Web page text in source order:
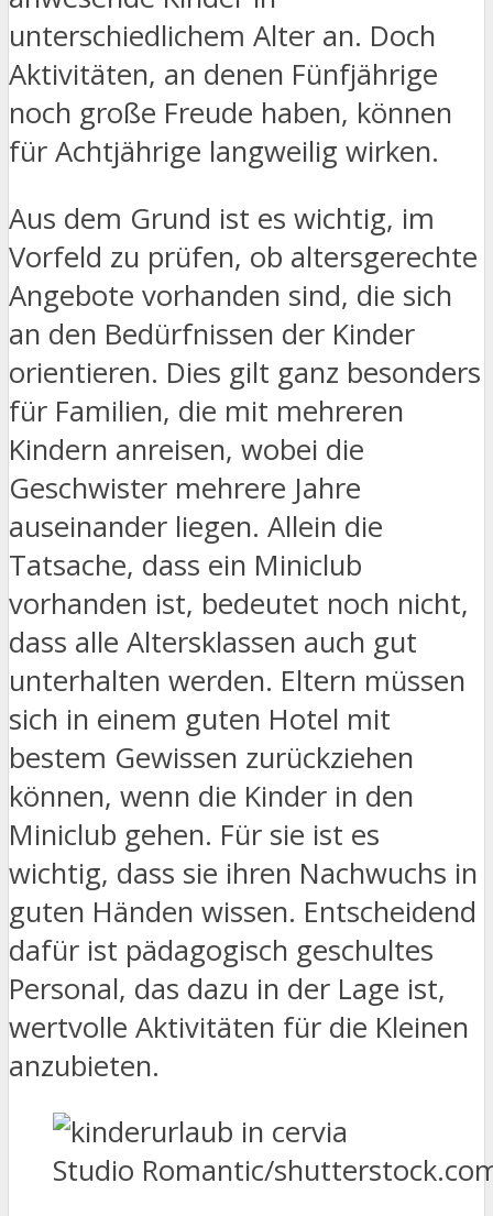
unterschiedlichem Alter an. Doch
Aktivitäten, an denen Fünfjährige
noch große Freude haben, können
für Achtjährige langweilig wirken.
Aus dem Grund ist es wichtig, im
Vorfeld zu prüfen, ob altersgerechte
Angebote vorhanden sind, die sich
an den Bedürfnissen der Kinder
orientieren. Dies gilt ganz besonders
für Familien, die mit mehreren
Kindern anreisen, wobei die
Geschwister mehrere Jahre
auseinander liegen. Allein die
Tatsache, dass ein Miniclub
vorhanden ist, bedeutet noch nicht,
dass alle Altersklassen auch gut
unterhalten werden. Eltern müssen
sich in einem guten Hotel mit
bestem Gewissen zurückziehen
können, wenn die Kinder in den
Miniclub gehen. Für sie ist es
wichtig, dass sie ihren Nachwuchs in
guten Händen wissen. Entscheidend
dafür ist pädagogisch geschultes
Personal, das dazu in der Lage ist,
wertvolle Aktivitäten für die Kleinen
anzubieten.
Studio Romantic/